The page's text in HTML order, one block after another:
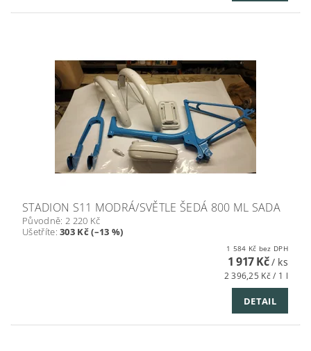
STADION S11 MODRÁ/SVĚTLE ŠEDÁ 800 ML SADA
Původně: 2 220 Kč
Ušetříte:303 Kč (–13 %)
1 584 Kč bez DPH
1 917 Kč/ ks
2 396,25 Kč / 1 l
DETAIL